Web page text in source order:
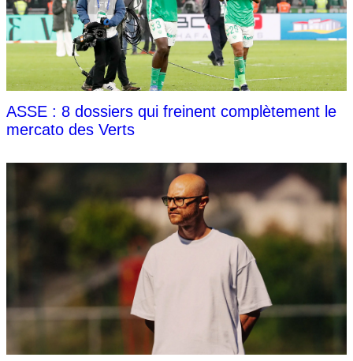
ASSE : 8 dossiers qui freinent complètement le
mercato des Verts